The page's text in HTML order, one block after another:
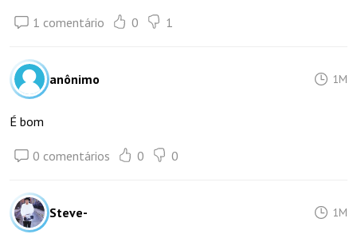
1 comentário 0 1
anônimo 1M
É bom
0 comentários 0 0
Steve- 1M